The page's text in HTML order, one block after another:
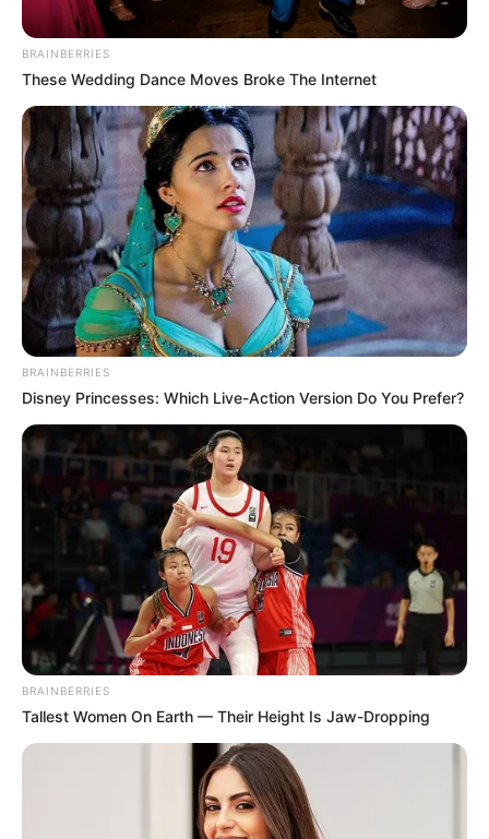
(foto: instagram/_seorina)
5. Jalan-jalan menikmati matahari pagi
(foto: instagram/_seorina)
BRAINBERRIES
These Wedding Dance Moves Broke The Internet
BRAINBERRIES
Disney Princesses: Which Live-Action Version Do You Prefer?
BRAINBERRIES
Tallest Women On Earth — Their Height Is Jaw-Dropping